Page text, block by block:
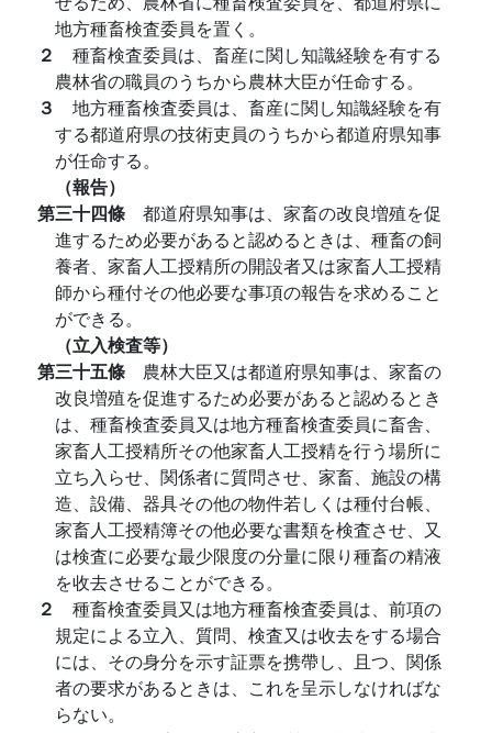
地方種畜検査委員を置く。
２ 種畜検査委員は、畜産に関し知識経験を有する
農林省の職員のうちから農林大臣が任命する。
３ 地方種畜検査委員は、畜産に関し知識経験を有
する都道府県の技術吏員のうちから都道府県知事
が任命する。
（報告）
第三十四條 都道府県知事は、家畜の改良増殖を促
進するため必要があると認めるときは、種畜の飼
養者、家畜人工授精所の開設者又は家畜人工授精
師から種付その他必要な事項の報告を求めること
ができる。
（立入検査等）
第三十五條 農林大臣又は都道府県知事は、家畜の
改良増殖を促進するため必要があると認めるとき
は、種畜検査委員又は地方種畜検査委員に畜舎、
家畜人工授精所その他家畜人工授精を行う場所に
立ち入らせ、関係者に質問させ、家畜、施設の構
造、設備、器具その他の物件若しくは種付台帳、
家畜人工授精簿その他必要な書類を検査させ、又
は検査に必要な最少限度の分量に限り種畜の精液
を收去させることができる。
２ 種畜検査委員又は地方種畜検査委員は、前項の
規定による立入、質問、検査又は收去をする場合
には、その身分を示す証票を携帶し、且つ、関係
者の要求があるときは、これを呈示しなければな
らない。